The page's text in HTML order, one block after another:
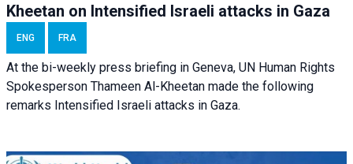
Kheetan on Intensified Israeli attacks in Gaza
ENG FRA
At the bi-weekly press briefing in Geneva, UN Human Rights
Spokesperson Thameen Al-Kheetan made the following
remarks Intensified Israeli attacks in Gaza.